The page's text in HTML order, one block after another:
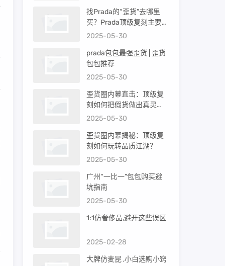
找Prada的“歪货”去哪里
买？Prada顶级复刻主要渠
道盘点
2025-05-30
prada包包最强歪货 | 歪货
包包推荐
2025-05-30
歪货圈内幕直击：顶级复
刻如何把假货做出真灵
魂？
2025-05-30
歪货圈内幕揭秘：顶级复
刻如何玩转品质江湖？
2025-05-30
广州“一比一”包包购买避
坑指南
2025-05-30
1:1仿奢侈品,避开这些误区
2025-02-28
大牌仿麦昆 ,小白选购小窍